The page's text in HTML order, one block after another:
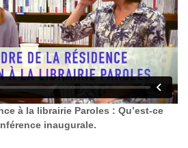
à la librairie Paroles : Qu’est-ce
inaugurale.